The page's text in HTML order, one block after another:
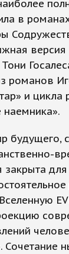
в
версия
романов
и цикла
будущего,
закрыта для
Сочетание